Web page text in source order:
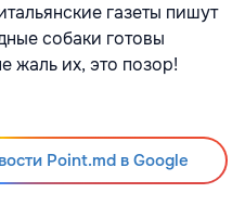
газеты пишут
собаки готовы
жаль их, это позор!
Point.md в Google